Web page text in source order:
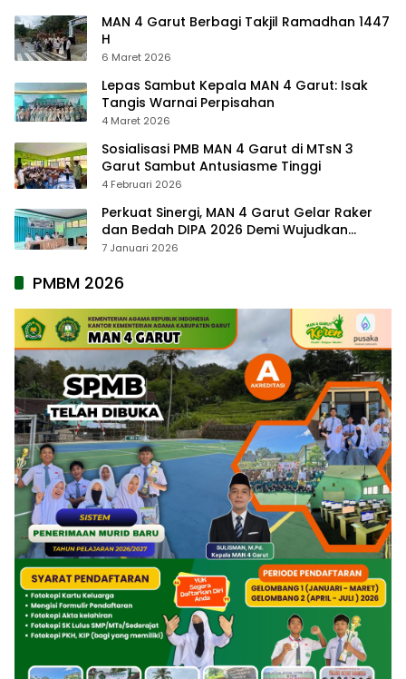
MAN 4 Garut Berbagi Takjil Ramadhan 1447
H
6 Maret 2026
Lepas Sambut Kepala MAN 4 Garut: Isak
Tangis Warnai Perpisahan
4 Maret 2026
Sosialisasi PMB MAN 4 Garut di MTsN 3
Garut Sambut Antusiasme Tinggi
4 Februari 2026
Perkuat Sinergi, MAN 4 Garut Gelar Raker
dan Bedah DIPA 2026 Demi Wujudkan
Madrasah Mendunia
7 Januari 2026
PMBM 2026